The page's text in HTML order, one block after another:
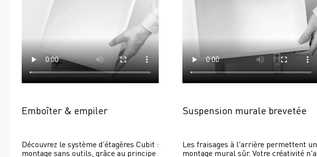
Emboîter & empiler
Découvrez le système d'étagères Cubit :
montage sans outils, grâce au principe
Suspension murale brevetée
Les fraisages à l'arrière permettent un
montage mural sûr. Votre créativité n'a